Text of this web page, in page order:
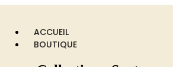
ACCUEIL
BOUTIQUE